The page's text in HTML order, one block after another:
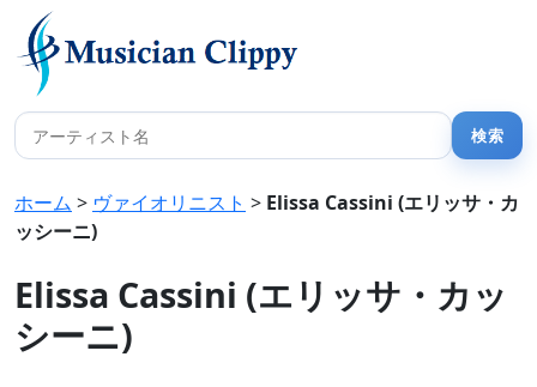
ホーム > ヴァイオリニスト > Elissa Cassini (エリッサ・カ
ッシーニ)
Elissa Cassini (エリッサ・カッ
シーニ)